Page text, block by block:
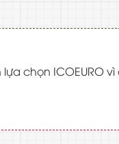
lựa chọn ICOEURO